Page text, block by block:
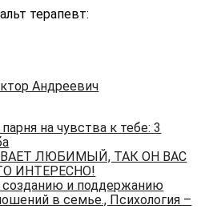
терапевт:
Андреевич
на чувства к тебе: 3
ЛЮБИМЫЙ, ТАК ОН ВАС
ИНТЕРЕСНО!
созданию и поддержанию
в семье., Психология –